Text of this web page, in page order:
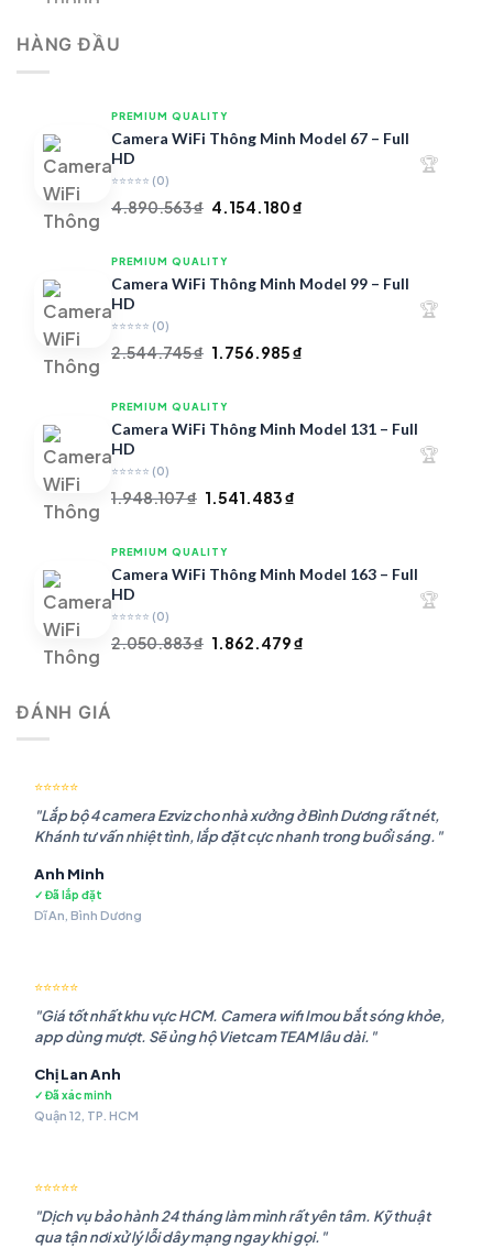
HÀNG ĐẦU
PREMIUM QUALITY
Camera WiFi Thông Minh Model 67 – Full
HD
⭐⭐⭐⭐⭐ (0)
4.890.563₫ Giá
là:
4.890.563 ₫.
4.154.180₫
là:
🏆
PREMIUM QUALITY
Camera WiFi Thông Minh Model 99 – Full
HD
⭐⭐⭐⭐⭐ (0)
2.544.745₫ Giá
là:
2.544.745 ₫.
1.756.985₫
là:
🏆
PREMIUM QUALITY
Camera WiFi Thông Minh Model 131 – Full
HD
⭐⭐⭐⭐⭐ (0)
1.948.107₫ Giá
là:
1.948.107 ₫.
1.541.483₫
là:
🏆
PREMIUM QUALITY
Camera WiFi Thông Minh Model 163 – Full
HD
⭐⭐⭐⭐⭐ (0)
2.050.883₫ Giá
1.862.479₫
🏆
ĐÁNH GIÁ
⭐⭐⭐⭐⭐
"Lắp bộ 4 camera Ezviz cho nhà xưởng ở Bình Dương rất nét,
Khánh tư vấn nhiệt tình, lắp đặt cực nhanh trong buổi sáng."
Anh Minh
✓ Đã lắp đặt
Dĩ An, Bình Dương
⭐⭐⭐⭐⭐
"Giá tốt nhất khu vực HCM. Camera wifi Imou bắt sóng khỏe,
app dùng mượt. Sẽ ủng hộ Vietcam TEAM lâu dài."
Chị Lan Anh
✓ Đã xác minh
Quận 12, TP. HCM
⭐⭐⭐⭐⭐
"Dịch vụ bảo hành 24 tháng làm mình rất yên tâm. Kỹ thuật
qua tận nơi xử lý lỗi dây mạng ngay khi gọi."